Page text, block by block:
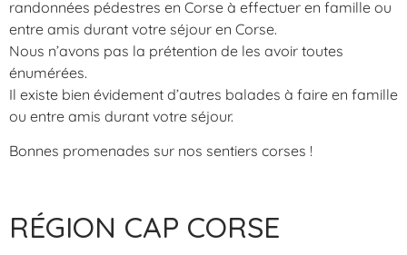
randonnées pédestres en Corse à effectuer en famille ou
entre amis durant votre séjour en Corse.
Nous n’avons pas la prétention de les avoir toutes
énumérées.
Il existe bien évidement d’autres balades à faire en famille
ou entre amis durant votre séjour.
Bonnes promenades sur nos sentiers corses !
RÉGION CAP CORSE